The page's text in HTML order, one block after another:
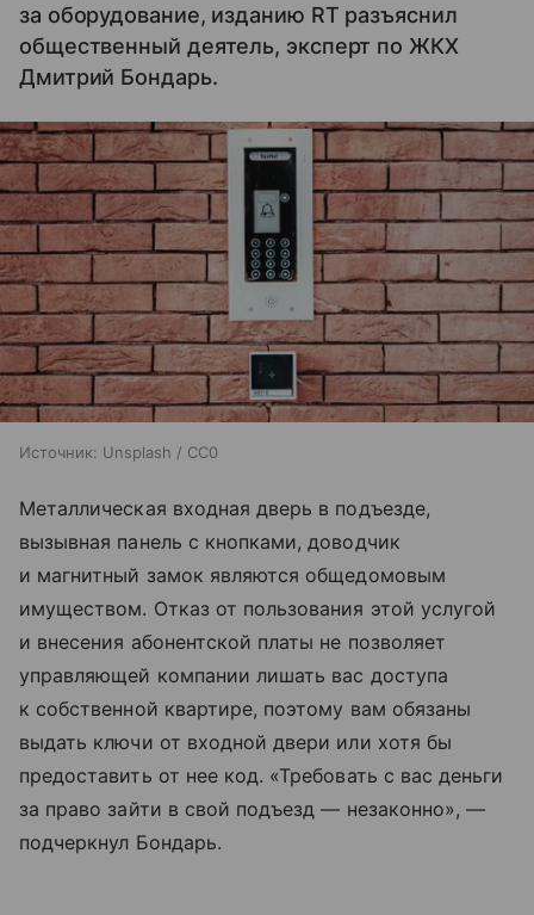
за оборудование, изданию RT разъяснил
общественный деятель, эксперт по ЖКХ
Дмитрий Бондарь.
Источник: Unsplash / CC0
Металлическая входная дверь в подъезде,
вызывная панель с кнопками, доводчик
и магнитный замок являются общедомовым
имуществом. Отказ от пользования этой услугой
и внесения абонентской платы не позволяет
управляющей компании лишать вас доступа
к собственной квартире, поэтому вам обязаны
выдать ключи от входной двери или хотя бы
предоставить от нее код. «Требовать с вас деньги
за право зайти в свой подъезд — незаконно», —
подчеркнул Бондарь.